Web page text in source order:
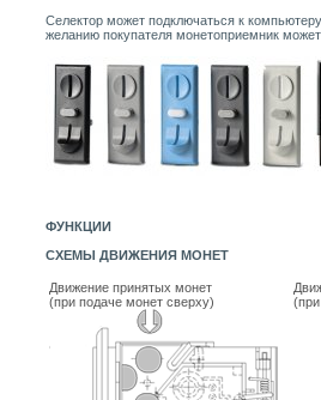
Селектор может подключаться к
желанию покупателя монетоприемник
ФУНКЦИИ
СХЕМЫ ДВИЖЕНИЯ МОНЕТ
Движение принятых монет
(при подаче монет сверху)